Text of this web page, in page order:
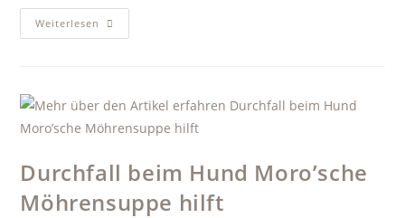
Weiterlesen Sind
Hundeleckerlis
Durchfall beim Hund Moro’sche
Möhrensuppe hilft